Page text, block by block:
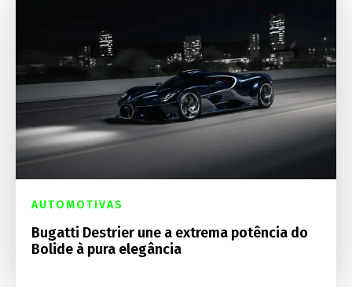
AUTOMOTIVAS
Bugatti Destrier une a extrema potência do
Bolide à pura elegância